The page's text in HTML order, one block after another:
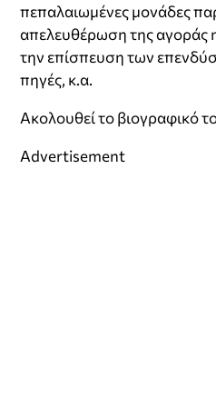
πεπαλαιωμένες μονάδες
απελευθέρωση της αγοράς
την επίσπευση των
πηγές, κ.α.
Ακολουθεί το βιογραφικό
Advertisement